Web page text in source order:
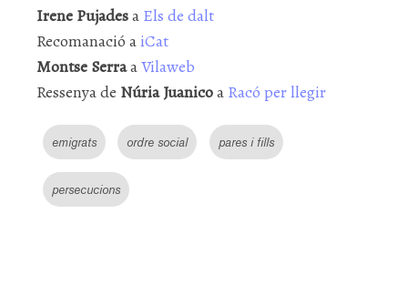
Irene Pujadesa Els de dalt
Recomanació aiCat
Montse SerraaVilaweb
Ressenya de Núria Juanicoa Racó per llegir
emigrats ordre social pares i fills
persecucions